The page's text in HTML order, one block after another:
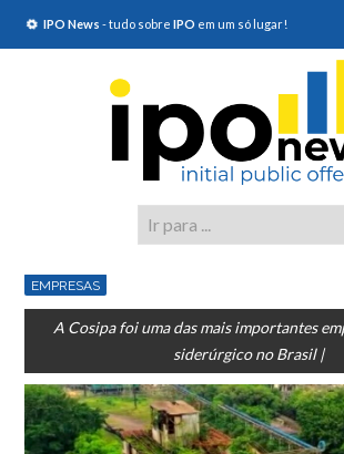
IPO News - tudo sobre IPO em um só lugar!
EMPRESAS
A Cosipa foi uma das mais importantes
siderúrgico no Brasil |